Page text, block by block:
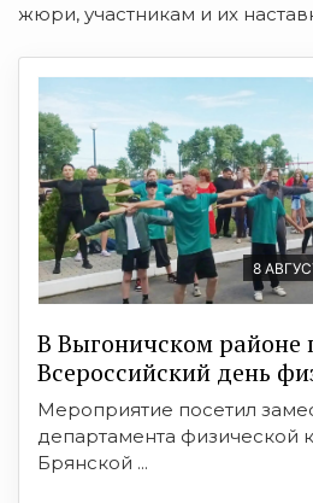
жюри, участникам и их
8
В Выгоничском районе
Всероссийский день
Мероприятие посетил
департамента физической
Брянской ...